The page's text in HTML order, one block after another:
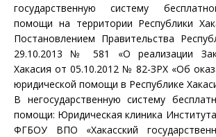
государственную систему
помощи на территории Республики
Постановлением Правительства
29.10.2013 № 581 «О реализации
Хакасия от 05.10.2012 № 82-ЗРХ «Об
юридической помощи в Республике
В негосударственную систему
помощи: Юридическая клиника
ФГБОУ ВПО «Хакасский